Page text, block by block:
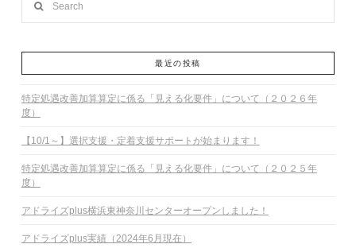
最近の投稿
特定処遇改善加算算定に係る「見える化要件」について（２０２６年
度）
【10/1～】選択支援・定着支援サポートが始まります！
特定処遇改善加算算定に係る「見える化要件」について（２０２５年
度）
アドライズplus横浜東神奈川センターオープンしました！
アドライズplus実績（2024年6月現在）